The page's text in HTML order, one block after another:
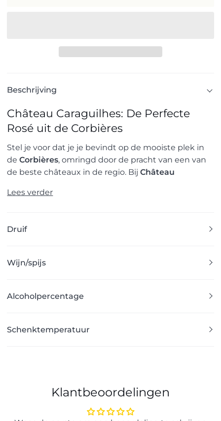
Beschrijving
Château Caraguilhes: De Perfecte
Rosé uit de Corbières
Stel je voor dat je je bevindt op de mooiste plek in
deCorbières, omringd door de pracht van een van
de beste châteaux in de regio. BijChâteau
Lees verder
Druif
Wijn/spijs
Alcoholpercentage
Schenktemperatuur
Klantbeoordelingen